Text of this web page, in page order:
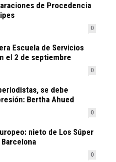
de Procedencia
0
Escuela de Servicios
el 2 de septiembre
0
se debe
Bertha Ahued
0
nieto de Los Súper
0